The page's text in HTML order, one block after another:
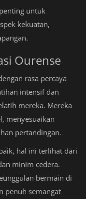
untuk
kekuatan,
Ourense
rasa percaya
intensif dan
mereka. Mereka
menyesuaikan
pertandingan.
hal ini terlihat dari
minim cedera.
bermain di
penuh semangat